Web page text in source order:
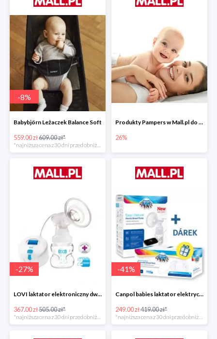
-8%
Babybjörn Leżaczek Balance Soft
559.00 zł609.00 zł*
Produkty Pampers w Mall.pl do -26%
26%
-27%
LOVI laktator elektroniczny dwufazowy Prolactis -27%
367.00 zł505.00 zł*
-41%
Canpol babies laktator elektryczny EASY NATURAL -40%
249.00 zł419.00 zł*